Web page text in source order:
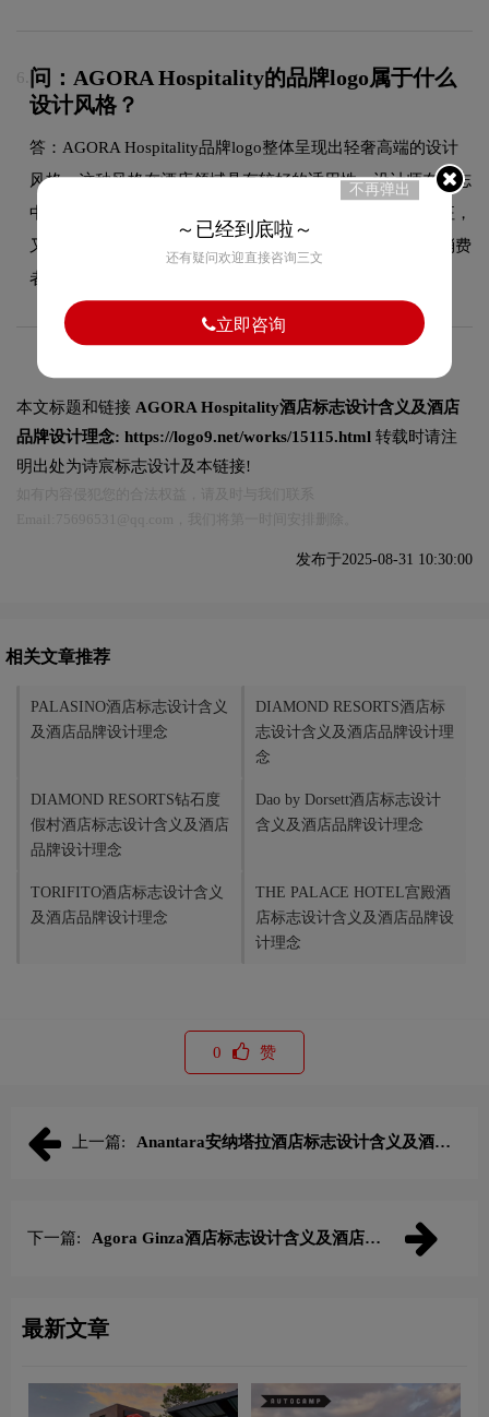
6. 问：AGORA Hospitality的品牌logo属于什么
设计风格？
答：AGORA Hospitality品牌logo整体呈现出轻奢高端的设计
风格。这种风格在酒店领域具有较好的适用性，设计师在标志
中融合了轻奢高端的核心手法，既符合行业的一般审美特征，
又突出品牌的独特个性，能够在众多竞品中脱颖而出，给消费
者留下深刻印象。
本文标题和链接 AGORA Hospitality酒店标志设计含义及酒店
品牌设计理念: https://logo9.net/works/15115.html 转载时请注
明出处为诗宸标志设计及本链接!
发布于2025-08-31 10:30:00
相关文章推荐
PALASINO酒店标志设计含义
及酒店品牌设计理念
DIAMOND RESORTS酒店标
志设计含义及酒店品牌设计理
念
DIAMOND RESORTS钻石度
假村酒店标志设计含义及酒店
品牌设计理念
Dao by Dorsett酒店标志设计
含义及酒店品牌设计理念
TORIFITO酒店标志设计含义
及酒店品牌设计理念
THE PALACE HOTEL宫殿酒
店标志设计含义及酒店品牌设
计理念
0 赞
上一篇:
Anantara安纳塔拉酒店标志设计含义及酒店
下一篇:
Agora Ginza酒店标志设计含义及酒店品
最新文章
不再弹出
～已经到底啦～
还有疑问欢迎直接咨询三文
立即咨询